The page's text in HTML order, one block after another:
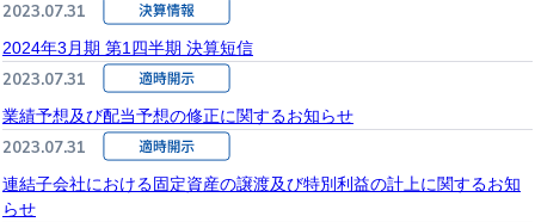
2023.07.31
2024年3月期 第1四半期 決算短信
2023.07.31
業績予想及び配当予想の修正に関するお知らせ
2023.07.31
連結子会社における固定資産の譲渡及び特別利益の計上に関するお知
らせ